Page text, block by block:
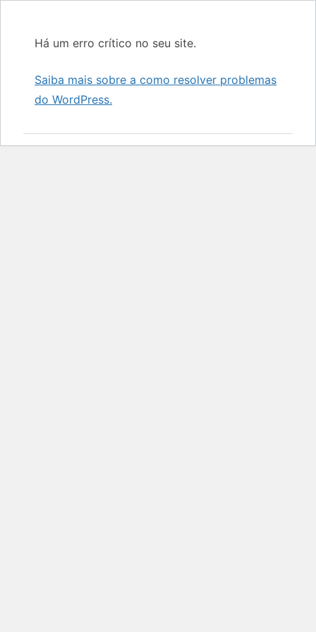
Há um erro crítico no seu site.
Saiba mais sobre a como resolver problemas
do WordPress.